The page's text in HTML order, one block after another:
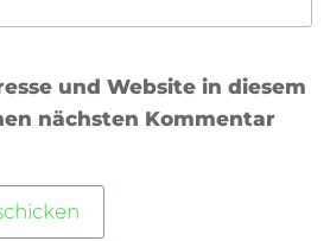
und Website in diesem
nächsten Kommentar